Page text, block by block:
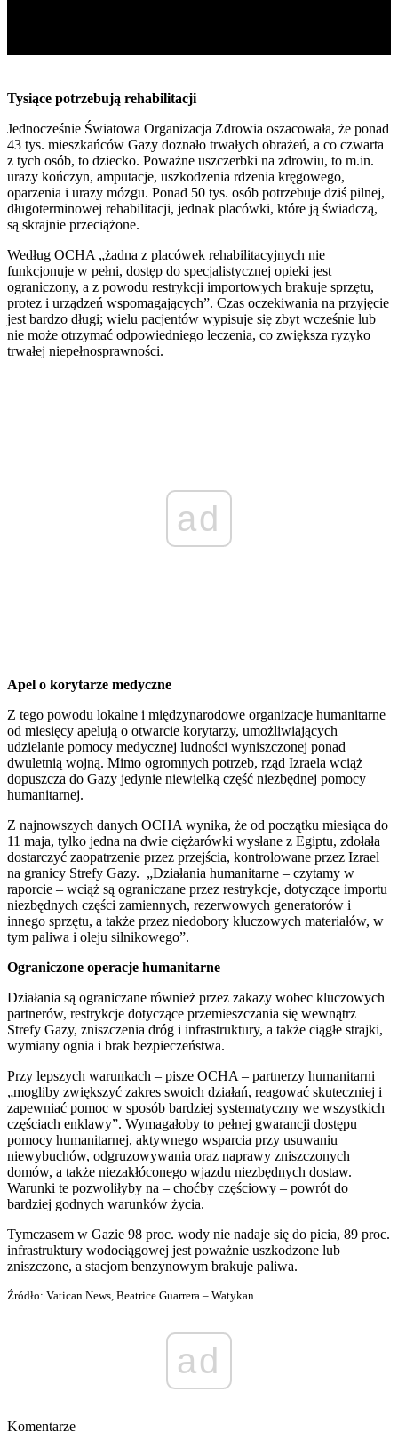
Tysiące potrzebują rehabilitacji
Jednocześnie Światowa Organizacja Zdrowia oszacowała, że ponad
43 tys. mieszkańców Gazy doznało trwałych obrażeń, a co czwarta
z tych osób, to dziecko. Poważne uszczerbki na zdrowiu, to m.in.
urazy kończyn, amputacje, uszkodzenia rdzenia kręgowego,
oparzenia i urazy mózgu. Ponad 50 tys. osób potrzebuje dziś pilnej,
długoterminowej rehabilitacji, jednak placówki, które ją świadczą,
są skrajnie przeciążone.
Według OCHA „żadna z placówek rehabilitacyjnych nie
funkcjonuje w pełni, dostęp do specjalistycznej opieki jest
ograniczony, a z powodu restrykcji importowych brakuje sprzętu,
protez i urządzeń wspomagających”. Czas oczekiwania na przyjęcie
jest bardzo długi; wielu pacjentów wypisuje się zbyt wcześnie lub
nie może otrzymać odpowiedniego leczenia, co zwiększa ryzyko
trwałej niepełnosprawności.
ad
Apel o korytarze medyczne
Z tego powodu lokalne i międzynarodowe organizacje humanitarne
od miesięcy apelują o otwarcie korytarzy, umożliwiających
udzielanie pomocy medycznej ludności wyniszczonej ponad
dwuletnią wojną. Mimo ogromnych potrzeb, rząd Izraela wciąż
dopuszcza do Gazy jedynie niewielką część niezbędnej pomocy
humanitarnej.
Z najnowszych danych OCHA wynika, że od początku miesiąca do
11 maja, tylko jedna na dwie ciężarówki wysłane z Egiptu, zdołała
dostarczyć zaopatrzenie przez przejścia, kontrolowane przez Izrael
na granicy Strefy Gazy. „Działania humanitarne – czytamy w
raporcie – wciąż są ograniczane przez restrykcje, dotyczące importu
niezbędnych części zamiennych, rezerwowych generatorów i
innego sprzętu, a także przez niedobory kluczowych materiałów, w
tym paliwa i oleju silnikowego”.
Ograniczone operacje humanitarne
Działania są ograniczane również przez zakazy wobec kluczowych
partnerów, restrykcje dotyczące przemieszczania się wewnątrz
Strefy Gazy, zniszczenia dróg i infrastruktury, a także ciągłe strajki,
wymiany ognia i brak bezpieczeństwa.
Przy lepszych warunkach – pisze OCHA – partnerzy humanitarni
„mogliby zwiększyć zakres swoich działań, reagować skuteczniej i
zapewniać pomoc w sposób bardziej systematyczny we wszystkich
częściach enklawy”. Wymagałoby to pełnej gwarancji dostępu
pomocy humanitarnej, aktywnego wsparcia przy usuwaniu
niewybuchów, odgruzowywania oraz naprawy zniszczonych
domów, a także niezakłóconego wjazdu niezbędnych dostaw.
Warunki te pozwoliłyby na – choćby częściowy – powrót do
bardziej godnych warunków życia.
Tymczasem w Gazie 98 proc. wody nie nadaje się do picia, 89 proc.
infrastruktury wodociągowej jest poważnie uszkodzone lub
zniszczone, a stacjom benzynowym brakuje paliwa.
Źródło: Vatican News, Beatrice Guarrera – Watykan
ad
Komentarze